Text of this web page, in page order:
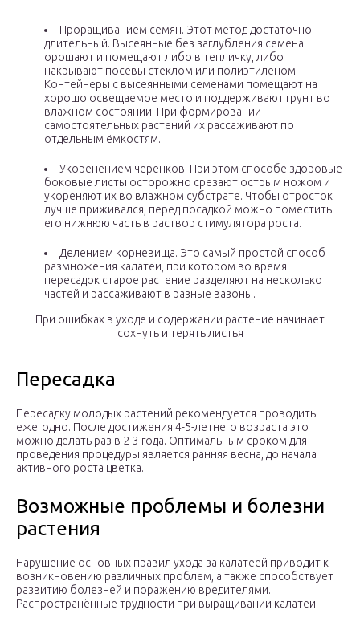
Проращиванием семян. Этот метод достаточно
длительный. Высеянные без заглубления семена
орошают и помещают либо в тепличку, либо
накрывают посевы стеклом или полиэтиленом.
Контейнеры с высеянными семенами помещают на
хорошо освещаемое место и поддерживают грунт во
влажном состоянии. При формировании
самостоятельных растений их рассаживают по
отдельным ёмкостям.
Укоренением черенков. При этом способе здоровые
боковые листы осторожно срезают острым ножом и
укореняют их во влажном субстрате. Чтобы отросток
лучше приживался, перед посадкой можно поместить
его нижнюю часть в раствор стимулятора роста.
Делением корневища. Это самый простой способ
размножения калатеи, при котором во время
пересадок старое растение разделяют на несколько
частей и рассаживают в разные вазоны.
При ошибках в уходе и содержании растение начинает
сохнуть и терять листья
Пересадка
Пересадку молодых растений рекомендуется проводить
ежегодно. После достижения 4-5-летнего возраста это
можно делать раз в 2-3 года. Оптимальным сроком для
проведения процедуры является ранняя весна, до начала
активного роста цветка.
Возможные проблемы и болезни
растения
Нарушение основных правил ухода за калатеей приводит к
возникновению различных проблем, а также способствует
развитию болезней и поражению вредителями.
Распространённые трудности при выращивании калатеи: